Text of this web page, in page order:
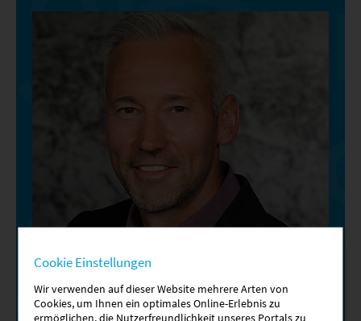
Jan Karl
Jan Karl ist Absolvent der Berufsakademie Sachsen,
Staatliche Studienakademie Riesa, und hat an jener
Cookie Einstellungen
Wir verwenden auf dieser Website mehrere Arten von
Cookies, um Ihnen ein optimales Online-Erlebnis zu
ermöglichen, die Nutzerfreundlichkeit unseres Portals zu